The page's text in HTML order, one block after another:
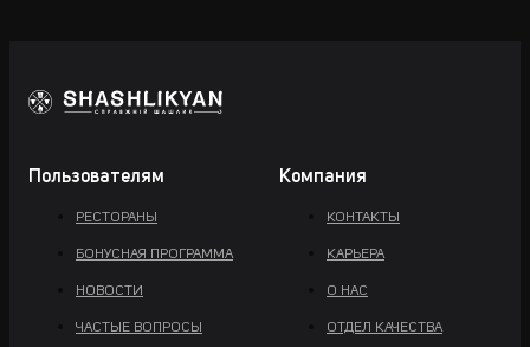
Пользователям
РЕСТОРАНЫ
БОНУСНАЯ ПРОГРАММА
НОВОСТИ
ЧАСТЫЕ ВОПРОСЫ
Компания
КОНТАКТЫ
КАРЬЕРА
О НАС
ОТДЕЛ КАЧЕСТВА